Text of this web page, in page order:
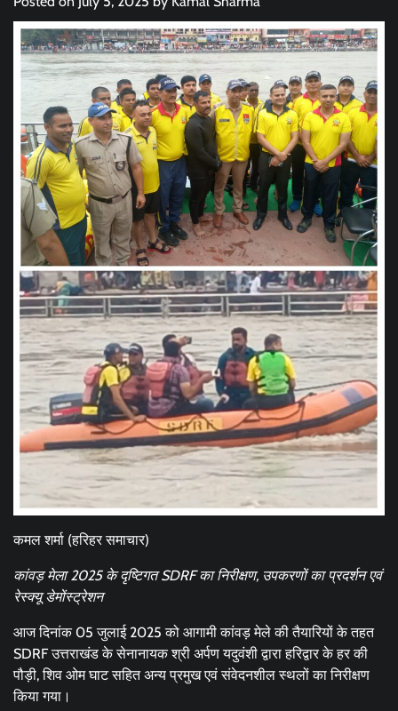
कमल शर्मा (हरिहर समाचार)
कांवड़ मेला 2025 के दृष्टिगत SDRF का निरीक्षण, उपकरणों का प्रदर्शन एवं
रेस्क्यू डेमोंस्ट्रेशन
आज दिनांक 05 जुलाई 2025 को आगामी कांवड़ मेले की तैयारियों के तहत
SDRF उत्तराखंड के सेनानायक श्री अर्पण यदुवंशी द्वारा हरिद्वार के हर की
पौड़ी, शिव ओम घाट सहित अन्य प्रमुख एवं संवेदनशील स्थलों का निरीक्षण
किया गया।